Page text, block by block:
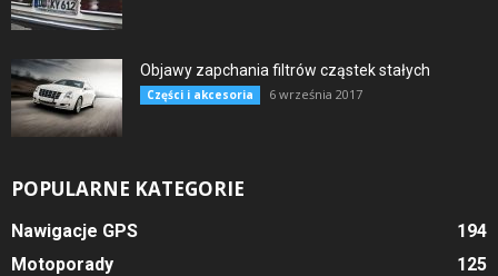
Objawy zapchania filtrów cząstek stałych
Części i akcesoria 6 września 2017
POPULARNE KATEGORIE
Nawigacje GPS
194
Motoporady
125